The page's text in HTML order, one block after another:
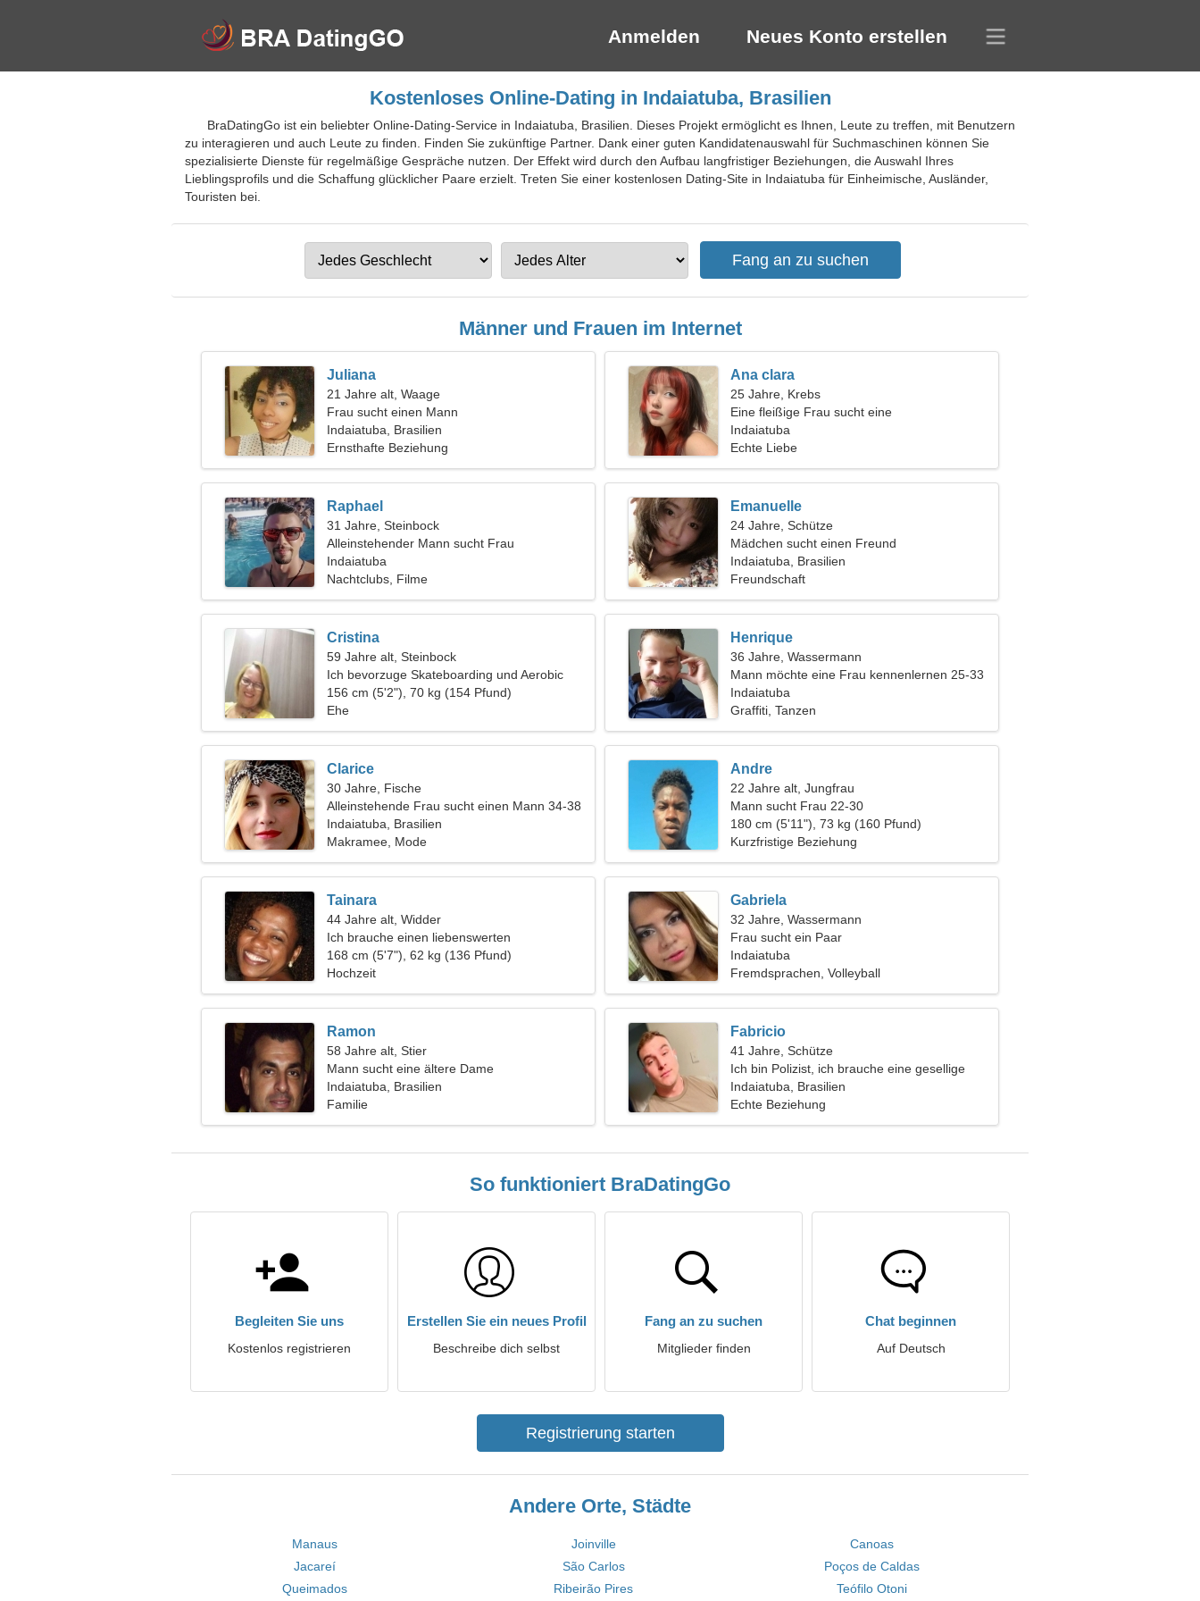
Anmelden Neues Konto erstellen
Kostenloses Online-Dating in Indaiatuba, Brasilien
BraDatingGo ist ein beliebter Online-Dating-Service in Indaiatuba, Brasilien. Dieses Projekt ermöglicht es Ihnen, Leute zu treffen, mit Benutzern
zu interagieren und auch Leute zu finden. Finden Sie zukünftige Partner. Dank einer guten Kandidatenauswahl für Suchmaschinen können Sie
spezialisierte Dienste für regelmäßige Gespräche nutzen. Der Effekt wird durch den Aufbau langfristiger Beziehungen, die Auswahl Ihres
Lieblingsprofils und die Schaffung glücklicher Paare erzielt. Treten Sie einer kostenlosen Dating-Site in Indaiatuba für Einheimische, Ausländer,
Touristen bei.
Männer und Frauen im Internet
Juliana
21 Jahre alt, Waage
Frau sucht einen Mann
Indaiatuba, Brasilien
Ernsthafte Beziehung
Ana clara
25 Jahre, Krebs
Eine fleißige Frau sucht eine
Liebesbeziehung
Indaiatuba
Echte Liebe
Raphael
31 Jahre, Steinbock
Alleinstehender Mann sucht Frau
Indaiatuba
Nachtclubs, Filme
Emanuelle
24 Jahre, Schütze
Mädchen sucht einen Freund
Indaiatuba, Brasilien
Freundschaft
Cristina
59 Jahre alt, Steinbock
Ich bevorzuge Skateboarding und Aerobic
156 cm (5'2"), 70 kg (154 Pfund)
Ehe
Henrique
36 Jahre, Wassermann
Mann möchte eine Frau kennenlernen 25-33
Indaiatuba
Graffiti, Tanzen
Clarice
30 Jahre, Fische
Alleinstehende Frau sucht einen Mann 34-38
Indaiatuba, Brasilien
Makramee, Mode
Andre
22 Jahre alt, Jungfrau
Mann sucht Frau 22-30
180 cm (5'11"), 73 kg (160 Pfund)
Kurzfristige Beziehung
Tainara
44 Jahre alt, Widder
Ich brauche einen liebenswerten
Campingfreund
168 cm (5'7"), 62 kg (136 Pfund)
Hochzeit
Gabriela
32 Jahre, Wassermann
Frau sucht ein Paar
Indaiatuba
Fremdsprachen, Volleyball
Ramon
58 Jahre alt, Stier
Mann sucht eine ältere Dame
Indaiatuba, Brasilien
Familie
Fabricio
41 Jahre, Schütze
Ich bin Polizist, ich brauche eine gesellige
Frau
Indaiatuba, Brasilien
Echte Beziehung
So funktioniert BraDatingGo
Begleiten Sie uns
Kostenlos registrieren
Erstellen Sie ein neues Profil
Beschreibe dich selbst
Fang an zu suchen
Mitglieder finden
Chat beginnen
Auf Deutsch
Registrierung starten
Andere Orte, Städte
Manaus Joinville
Canoas
Jacareí
São Carlos
Poços de Caldas
Queimados
Ribeirão Pires Teófilo Otoni